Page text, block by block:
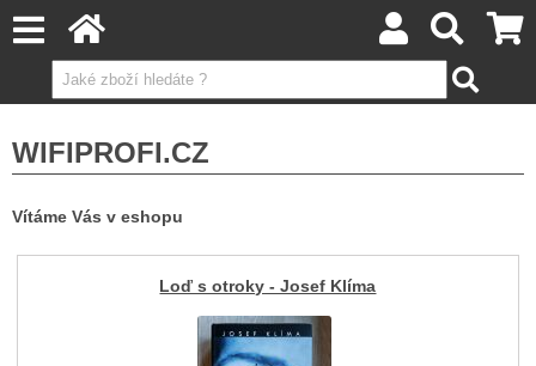
WIFIPROFI.CZ
Vítáme Vás v eshopu
Loď s otroky - Josef Klíma